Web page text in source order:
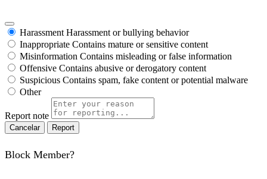
Harassment Harassment or bullying behavior
Inappropriate Contains mature or sensitive content
Misinformation Contains misleading or false information
Offensive Contains abusive or derogatory content
Suspicious Contains spam, fake content or potential malware
Other
Report note
Report
Block Member?